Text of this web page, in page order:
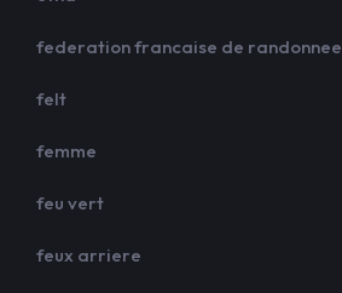
federation francaise de randonnee
felt
femme
feu vert
feux arriere